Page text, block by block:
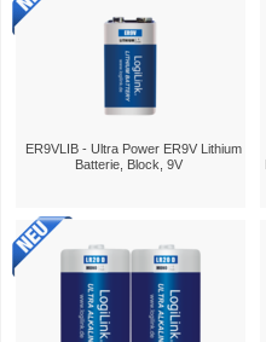
ER9VLIB - Ultra Power ER9V Lithium
Batterie, Block, 9V